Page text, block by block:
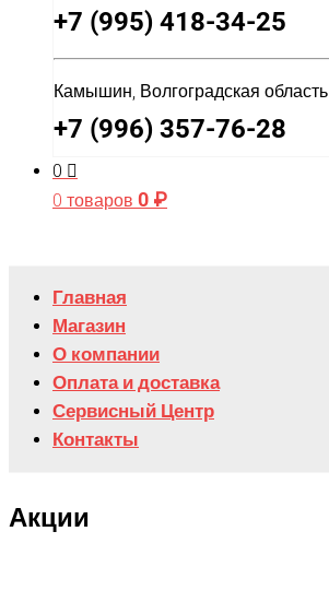
+7 (995) 418-34-25
Камышин, Волгоградская область
+7 (996) 357-76-28
0
0 товаров 0 ₽
Главная
Магазин
О компании
Оплата и доставка
Сервисный Центр
Контакты
Акции